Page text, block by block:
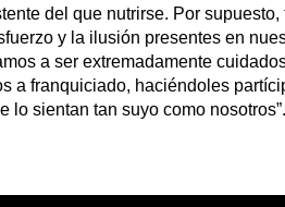
del que nutrirse. Por supuesto,
y la ilusión presentes en
a ser extremadamente
a franquiciado, haciéndoles
lo sientan tan suyo como nosotros”.